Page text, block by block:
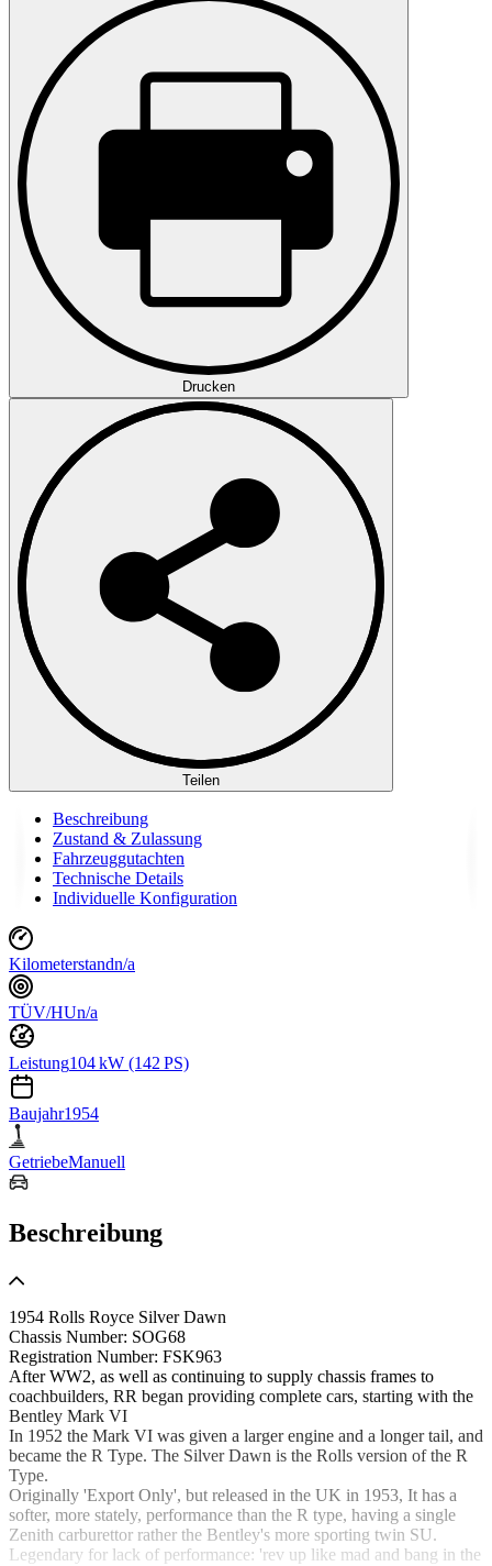
Drucken
Teilen
Beschreibung
Zustand & Zulassung
Fahrzeuggutachten
Technische Details
Individuelle Konfiguration
Kilometerstandn/a
TÜV/HUn/a
Leistung104 kW (142 PS)
Baujahr1954
GetriebeManuell
Beschreibung
1954 Rolls Royce Silver Dawn
Chassis Number: SOG68
Registration Number: FSK963
After WW2, as well as continuing to supply chassis frames to
coachbuilders, RR began providing complete cars, starting with the
Bentley Mark VI
In 1952 the Mark VI was given a larger engine and a longer tail, and
became the R Type. The Silver Dawn is the Rolls version of the R
Type.
Originally 'Export Only', but released in the UK in 1953, It has a
softer, more stately, performance than the R type, having a single
Zenith carburettor rather the Bentley's more sporting twin SU.
Legendary for lack of performance: 'rev up like mad and bang in the